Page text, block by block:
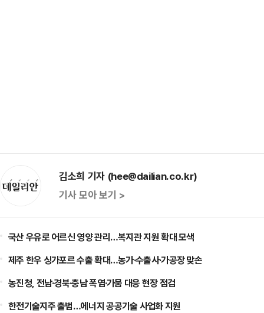
김소희 기자 (hee@dailian.co.kr)
기사 모아 보기 >
국산 우유로 어르신 영양 관리…복지관 지원 확대 모색
제주 한우 싱가포르 수출 확대…농가·수출사·가공장 맞손
농진청, 전남·경북·충남 폭염·가뭄 대응 현장 점검
한전기술지주 출범…에너지 공공기술 사업화 지원